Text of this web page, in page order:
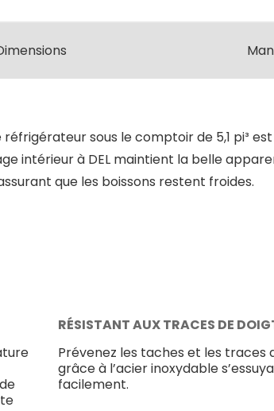
sous le comptoir de 5,1 pi³
intérieur à DEL maintient la belle
que les boissons restent froides.
RÉSISTANT AUX TRACES DE
Prévenez les taches et les traces
grâce à l’acier inoxydable
facilement.